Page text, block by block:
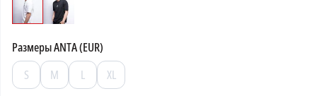
РазмерыANTA (EUR)
S
M L
XL